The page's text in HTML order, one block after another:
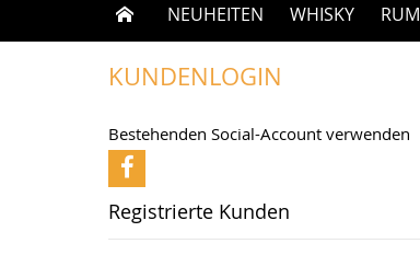
NEUHEITEN WHISKY RUM
KUNDENLOGIN
Bestehenden Social-Account verwenden
Registrierte Kunden